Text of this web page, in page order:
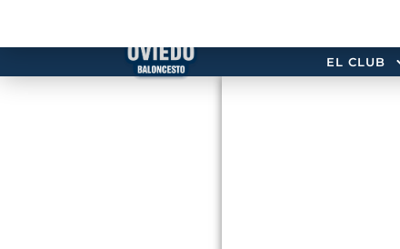
EL CLUB